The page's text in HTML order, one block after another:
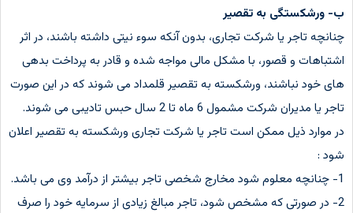
ب- ورشکستگی به تقصیر
چنانچه تاجر یا شرکت تجاری، بدون آنکه سوء نیتی داشته باشند، در اثر
اشتباهات و قصور، با مشکل مالی مواجه شده و قادر به پرداخت بدهی
های خود نباشند، ورشکسته به تقصیر قلمداد می شوند که در این صورت
تاجر یا مدیران شرکت مشمول 6 ماه تا 2 سال حبس تادیبی می شوند.
در موارد ذیل ممکن است تاجر یا شرکت تجاری ورشکسته به تقصیر اعلان
شود :
1- چنانچه معلوم شود مخارج شخصی تاجر بیشتر از درآمد وی می باشد.
2- در صورتی که مشخص شود، تاجر مبالغ زیادی از سرمایه خود را صرف